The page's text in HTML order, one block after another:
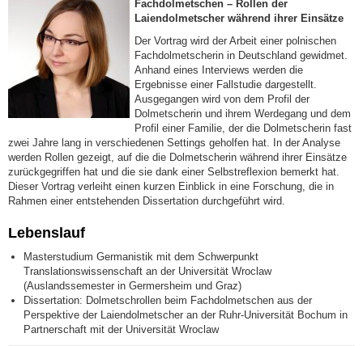
Fachdolmetschen – Rollen der
Laiendolmetscher während ihrer Einsätze
Der Vortrag wird der Arbeit einer polnischen
Fachdolmetscherin in Deutschland gewidmet.
Anhand eines Interviews werden die
Ergebnisse einer Fallstudie dargestellt.
Ausgegangen wird von dem Profil der
Dolmetscherin und ihrem Werdegang und dem
Profil einer Familie, der die Dolmetscherin fast
zwei Jahre lang in verschiedenen Settings geholfen hat. In der Analyse
werden Rollen gezeigt, auf die die Dolmetscherin während ihrer Einsätze
zurückgegriffen hat und die sie dank einer Selbstreflexion bemerkt hat.
Dieser Vortrag verleiht einen kurzen Einblick in eine Forschung, die in
Rahmen einer entstehenden Dissertation durchgeführt wird.
Lebenslauf
Masterstudium Germanistik mit dem Schwerpunkt
Translationswissenschaft an der Universität Wroclaw
(Auslandssemester in Germersheim und Graz)
Dissertation: Dolmetschrollen beim Fachdolmetschen aus der
Perspektive der Laiendolmetscher an der Ruhr-Universität Bochum in
Partnerschaft mit der Universität Wroclaw